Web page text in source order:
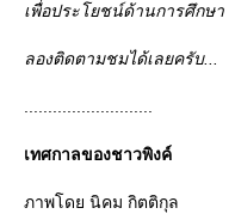
เพื่อประโยชน์ด้านการศึกษา
ลองติดตามชมได้เลยครับ...
เทศกาลของชาวพิงค์
ภาพโดย นิคม กิตติกุล